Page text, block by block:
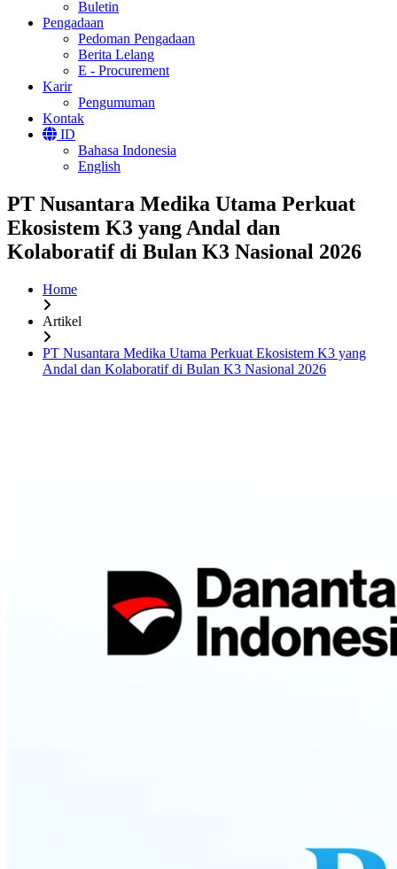
Buletin
Pengadaan
Pedoman Pengadaan
Berita Lelang
E - Procurement
Karir
Pengumuman
Kontak
ID
Bahasa Indonesia
English
PT Nusantara Medika Utama Perkuat
Ekosistem K3 yang Andal dan
Kolaboratif di Bulan K3 Nasional 2026
Home
Artikel
PT Nusantara Medika Utama Perkuat Ekosistem K3 yang
Andal dan Kolaboratif di Bulan K3 Nasional 2026